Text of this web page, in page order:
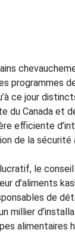
programmes
ce jour
du Canada et
efficiente
de la sécurité
le
d’aliments
de
millier
alimentaires